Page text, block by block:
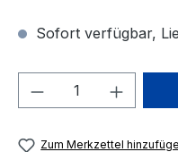
Sofort verfügbar,
Produkt
Zum Merkzettel